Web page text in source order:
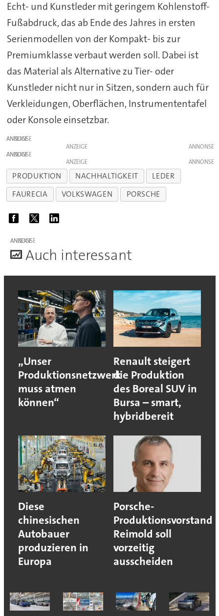
Echt- und Kunstleder mit geringem Kohlenstoff-
Fußabdruck, das ab Ende des Jahres in ersten
Serienmodellen von der Kompakt- bis zur
Premiumklasse verbaut werden soll. Dabei ist
das Material als Alternative zu Tier- oder
Kunstleder nicht nur in Sitzen, sondern auch für
Verkleidungen, Oberflächen, Instrumententafel
oder Konsole einsetzbar.
ANZEIGE
ANZEIGE
ANZEIGE
ANZEIGE
PRODUKTION NACHHALTIGKEIT
LEDER
FAURECIA
VOLKSWAGEN PORSCHE
ANZEIGE
Auch interessant
„Unser
Produktionsnetzwerk
muss atmen
können“
Renault steigert
die Produktion
des Boreal SUV in
Bursa – smart,
hybridbereit
Diese
chinesischen
Autobauer
produzieren in
Europa
Porsche-
Produktionsvorstand
Reimold soll
vorzeitig
ausscheiden